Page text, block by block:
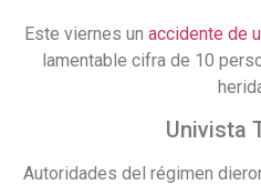
Este viernes un accidente de
lamentable cifra de 10
Univista
Autoridades del régimen